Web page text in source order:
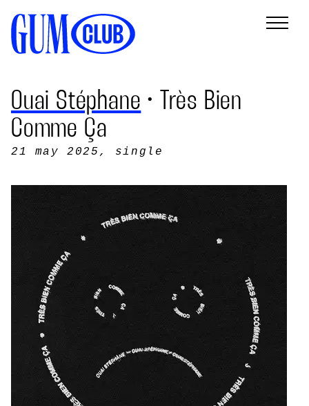
Ouai Stéphane • Très Bien
Comme Ça
21 may 2025 , single